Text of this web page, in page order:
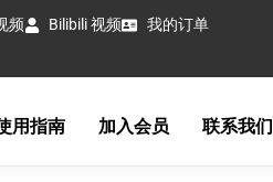
频 Bilibili 视频 我的订单
用指南 加入会员 联系我们